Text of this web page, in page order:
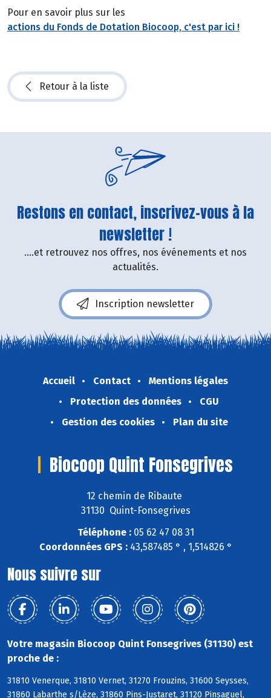
Pour en savoir plus sur les
actions du Fonds de Dotation Biocoop, c'est par ici !
Retour à la liste
Restons en contact, inscrivez-vous à la
newsletter !
....et retrouvez nos offres, nos événements et nos
actualités.
Inscription newsletter
Accueil Contact
Mentions légales
Protection des données
CGU
Gestion des cookies
Plan du site
Biocoop Quint Fonsegrives
12 chemin de Ribaute
31130 Quint-Fonsegrives
Téléphone :05 62 47 08 31
Coordonnées GPS :43,587485 ° , 1,514826 °
Nous suivre sur
Votre magasin Biocoop Quint Fonsegrives (31130) est
proche de :
31810 Venerque, 31810 Vernet, 31270 Frouzins, 31600 Seysses,
31860 Labarthe s/Lèze, 31860 Pins-Justaret, 31120 Pinsaguel,